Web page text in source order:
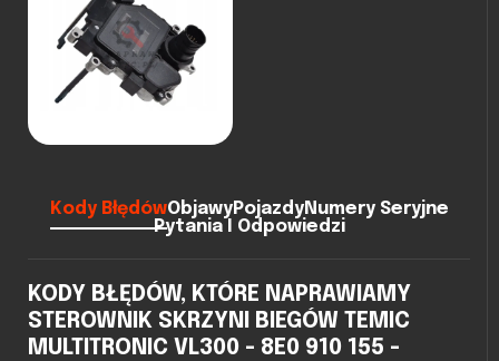
Kody BłędówObjawyPojazdyNumery Seryjne
Pytania I Odpowiedzi
KODY BŁĘDÓW, KTÓRE NAPRAWIAMY
STEROWNIK SKRZYNI BIEGÓW TEMIC
MULTITRONIC VL300 - 8E0 910 155 -